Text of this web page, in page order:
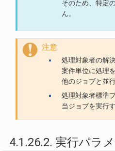
そのため、特定
ん。
注意
処理対象者の解
案件単位に処理
他のジョブと並
処理対象者標準
当ジョブを実行
4.1.26.2. 実行パラ